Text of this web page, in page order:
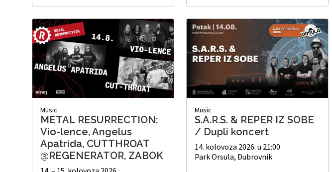
Music
METAL RESURRECTION:
Vio-lence, Angelus
Apatrida, CUTTHROAT
@REGENERATOR, ZABOK
Music
S.A.R.S. & REPER IZ SOBE
/ Dupli koncert
14. kolovoza 2026. u 21:00
Park Orsula, Dubrovnik